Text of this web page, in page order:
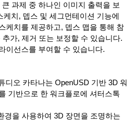
과제 중 하나인 이미지 출력을 보
치, 뎁스 및 세그먼테이션 기능에
케치를 제공하고, 뎁스 맵을 통해 참
가, 제거 또는 보정할 수 있습니다.
이선스를 부여할 수 있습니다.
디오 카타나는 OpenUSD 기반 3D 워
기반으로 한 워크플로에 셔터스톡
경을 사용하여 3D 장면을 조명하는